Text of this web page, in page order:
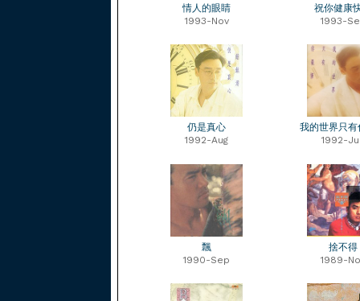
情人的眼睛
1993-Nov
祝你健康
1993-
仍是真心
1992-Aug
我的世界只有
1992-
飄
1990-Sep
捨不得
1989-